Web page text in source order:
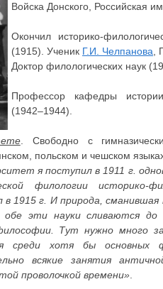
Войска Донского, Российская
Окончил историко-
(1915). Ученик Г.И. Челпанова
Доктор филологических наук
Профессор кафедры
(1942–1944).
. Свободно с
польском и чешском
я поступил в 1911 г.
филологии историко-
в 1915 г. И природа,
эти науки сливаются
Тут нужно много
среди хотя бы основных
всякие занятия
проволочкой времени»